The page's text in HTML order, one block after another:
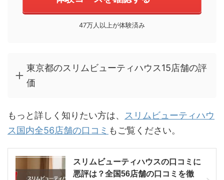
47万人以上が体験済み
東京都のスリムビューティハウス15店舗の評
価
もっと詳しく知りたい方は、 スリムビューティハウ
ス国内全56店舗の口コミ もご覧ください。
スリムビューティハウスの口コミに
悪評は？全国56店舗の口コミを徹